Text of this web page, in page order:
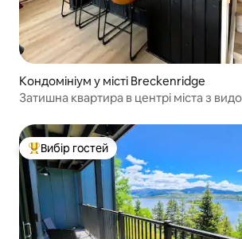
Кондомініум у місті Breckenridge
Затишна квартира в центрі міста з
Топ вибір гостей
Вибір гостей